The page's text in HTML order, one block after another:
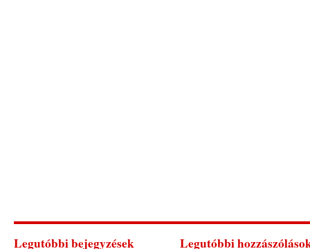
Legutóbbi bejegyzések Legutóbbi